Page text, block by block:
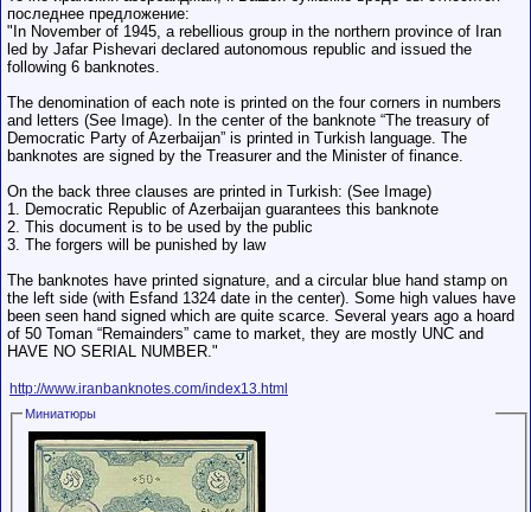
последнее предложение:
"In November of 1945, a rebellious group in the northern province of Iran
led by Jafar Pishevari declared autonomous republic and issued the
following 6 banknotes.
The denomination of each note is printed on the four corners in numbers
and letters (See Image). In the center of the banknote “The treasury of
Democratic Party of Azerbaijan” is printed in Turkish language. The
banknotes are signed by the Treasurer and the Minister of finance.
On the back three clauses are printed in Turkish: (See Image)
1. Democratic Republic of Azerbaijan guarantees this banknote
2. This document is to be used by the public
3. The forgers will be punished by law
The banknotes have printed signature, and a circular blue hand stamp on
the left side (with Esfand 1324 date in the center). Some high values have
been seen hand signed which are quite scarce. Several years ago a hoard
of 50 Toman “Remainders” came to market, they are mostly UNC and
HAVE NO SERIAL NUMBER."
http://www.iranbanknotes.com/index13.html
Миниатюры